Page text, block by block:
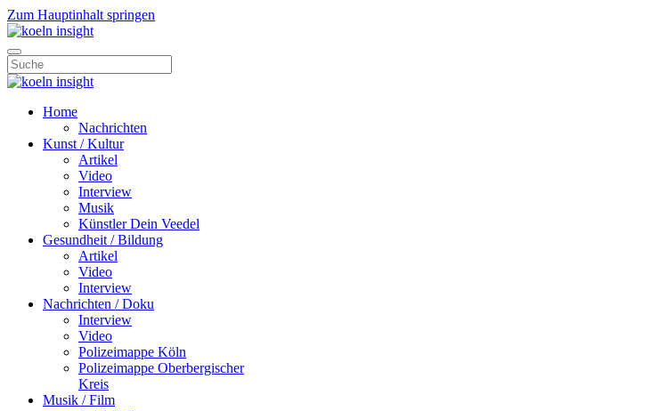
Zum Hauptinhalt springen
Home
Nachrichten
Kunst / Kultur
Artikel
Video
Interview
Musik
Künstler Dein Veedel
Gesundheit / Bildung
Artikel
Video
Interview
Nachrichten / Doku
Interview
Video
Polizeimappe Köln
Polizeimappe Oberbergischer
Kreis
Musik / Film